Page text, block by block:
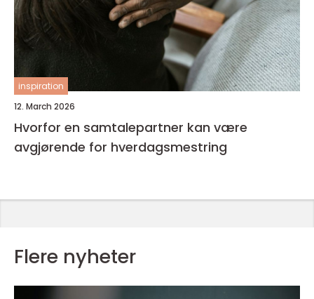
inspiration
12. March 2026
Hvorfor en samtalepartner kan være
avgjørende for hverdagsmestring
Flere nyheter